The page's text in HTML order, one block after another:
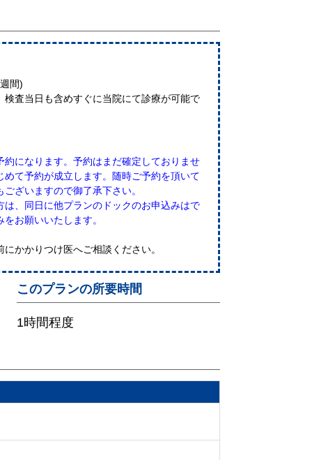
間)
査当日も含めすぐに当院にて診療が可能で
になります。予約はまだ確定しておりませ
て予約が成立します。随時ご予約を頂いて
ざいますので御了承下さい。
、同日に他プランのドックのお申込みはで
お願いいたします。
かかりつけ医へご相談ください。
このプランの所要時間
1時間程度